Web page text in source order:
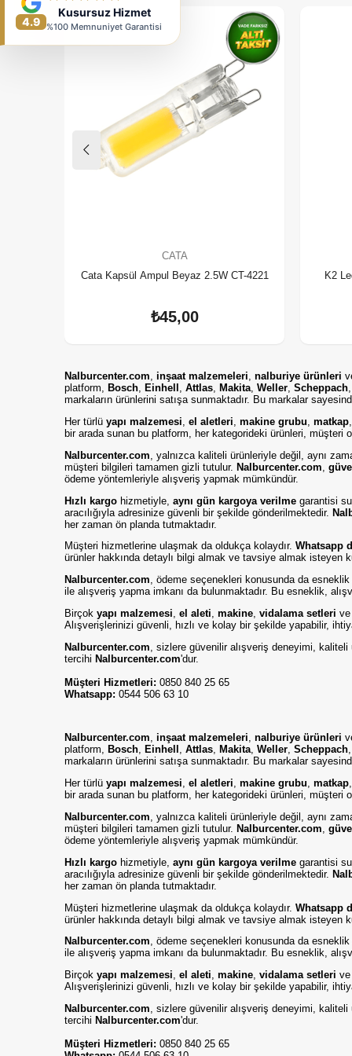
4.9
Kusursuz Hizmet
%100 Memnuniyet Garantisi
CATA
Cata Kapsül Ampul Beyaz 2.5W CT-4221
₺45,00
K2
Nalburcenter.com, inşaat malzemeleri, nalburiye ürünleri
platform, Bosch, Einhell , Attlas, Makita, Weller, Scheppach,
markaların ürünlerini satışa sunmaktadır. Bu markalar
Her türlü yapı malzemesi el aletleri makine grubu matkap
bir arada sunan bu platform, her kategorideki ürünleri, müşteri
Nalburcenter.com , yalnızca kaliteli ürünleriyle değil, aynı
müşteri bilgileri tamamen gizli tutulur. Nalburcenter.com
ödeme yöntemleriyle alışveriş yapmak mümkündür.
Hızlı kargo hizmetiyle, aynı gün kargoya verilme garantisi
aracılığıyla adresinize güvenli bir şekilde gönderilmektedir.
her zaman ön planda tutmaktadır.
Müşteri hizmetlerine ulaşmak da oldukça kolaydır. Whatsapp
ürünler hakkında detaylı bilgi almak ve tavsiye almak isteyen
Nalburcenter.com, ödeme seçenekleri konusunda da esneklik
ile alışveriş yapma imkanı da bulunmaktadır. Bu esneklik,
Birçok yapı malzemesi el aleti makine vidalama setleri ve
Alışverişlerinizi güvenli, hızlı ve kolay bir şekilde yapabilir,
Nalburcenter.com , sizlere güvenilir alışveriş deneyimi,
tercihi Nalburcenter.com'dur.
Müşteri Hizmetleri: 0850 840 25 65
Whatsapp: 0544 506 63 10
Nalburcenter.com, inşaat malzemeleri, nalburiye ürünleri
platform, Bosch, Einhell , Attlas, Makita, Weller, Scheppach,
markaların ürünlerini satışa sunmaktadır. Bu markalar
Her türlü yapı malzemesi, el aletleri, makine grubu, matkap,
bir arada sunan bu platform, her kategorideki ürünleri, müşteri
Nalburcenter.com , yalnızca kaliteli ürünleriyle değil, aynı
müşteri bilgileri tamamen gizli tutulur. Nalburcenter.com
ödeme yöntemleriyle alışveriş yapmak mümkündür.
Hızlı kargo hizmetiyle, aynı gün kargoya verilme garantisi
aracılığıyla adresinize güvenli bir şekilde gönderilmektedir.
her zaman ön planda tutmaktadır.
Müşteri hizmetlerine ulaşmak da oldukça kolaydır. Whatsapp
ürünler hakkında detaylı bilgi almak ve tavsiye almak isteyen
Nalburcenter.com, ödeme seçenekleri konusunda da esneklik
ile alışveriş yapma imkanı da bulunmaktadır. Bu esneklik,
Birçok yapı malzemesi, el aleti, makine, vidalama setleri ve
Alışverişlerinizi güvenli, hızlı ve kolay bir şekilde yapabilir,
Nalburcenter.com , sizlere güvenilir alışveriş deneyimi,
tercihi Nalburcenter.com'dur.
Müşteri Hizmetleri: 0850 840 25 65